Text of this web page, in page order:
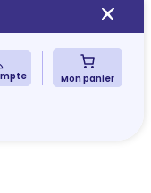
Mon panier